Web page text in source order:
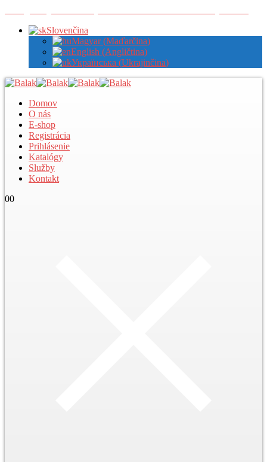
Slovenčina
Magyar (Maďarčina)
English (Angličtina)
Українська (Ukrajinčina)
Domov
O nás
E-shop
Registrácia
Prihlásenie
Katalógy
Služby
Kontakt
00